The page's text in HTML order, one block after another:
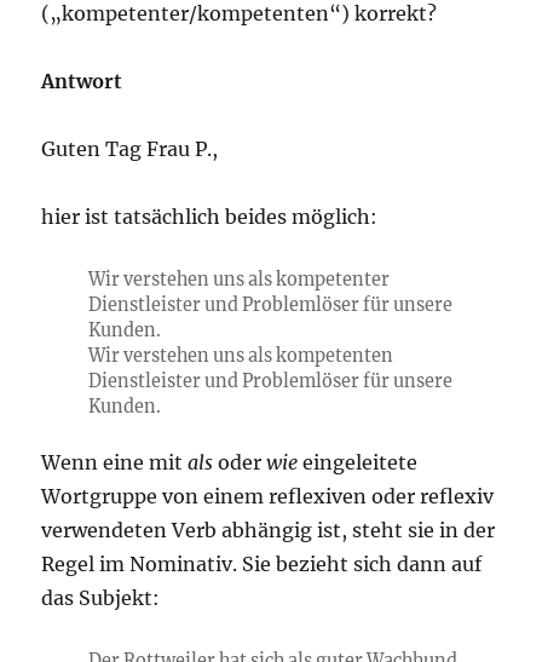
(„kompetenter/kompetenten“) korrekt?
Antwort
Guten Tag Frau P.,
hier ist tatsächlich beides möglich:
Wir verstehen uns als kompetenter
Dienstleister und Problemlöser für unsere
Kunden.
Wir verstehen uns als kompetenten
Dienstleister und Problemlöser für unsere
Kunden.
Wenn eine mitals oderwie eingeleitete
Wortgruppe von einem reflexiven oder reflexiv
verwendeten Verb abhängig ist, steht sie in der
Regel im Nominativ. Sie bezieht sich dann auf
das Subjekt: